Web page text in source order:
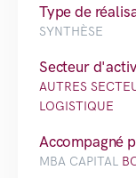
Type de
SYNTHÈSE
Secteur
AUTRES
LOGISTIQUE
Accompagné
MBA CAPITAL